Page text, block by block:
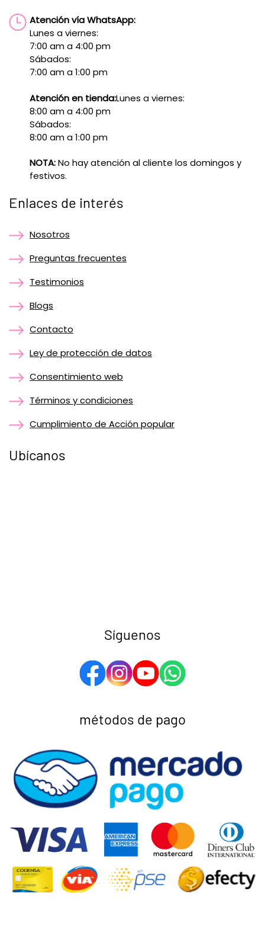
Atención vía WhatsApp:
Lunes a viernes:
7:00 am a 4:00 pm
Sábados:
7:00 am a 1:00 pm
Atención en tienda:Lunes a viernes:
8:00 am a 4:00 pm
Sábados:
8:00 am a 1:00 pm
NOTA:No hay atención al cliente los domingos y
festivos.
Enlaces de interés
Nosotros
Preguntas frecuentes
Testimonios
Blogs
Contacto
Ley de protección de datos
Consentimiento web
Términos y condiciones
Cumplimiento de Acción popular
Ubícanos
Síguenos
métodos de pago